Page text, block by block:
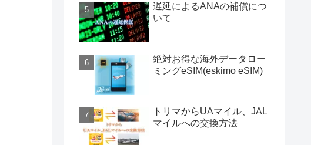
遅延によるANAの補償につ
いて
絶対お得な海外データロー
ミングeSIM(eskimo eSIM)
トリマからUAマイル、JAL
マイルへの交換方法